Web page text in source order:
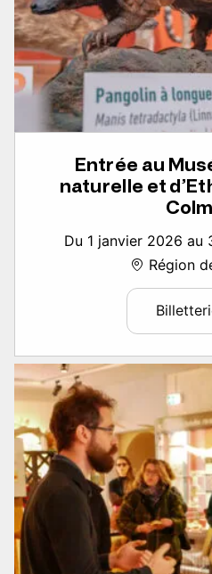
Entrée au
naturelle et
Du 1 janvier 2026 au
Région